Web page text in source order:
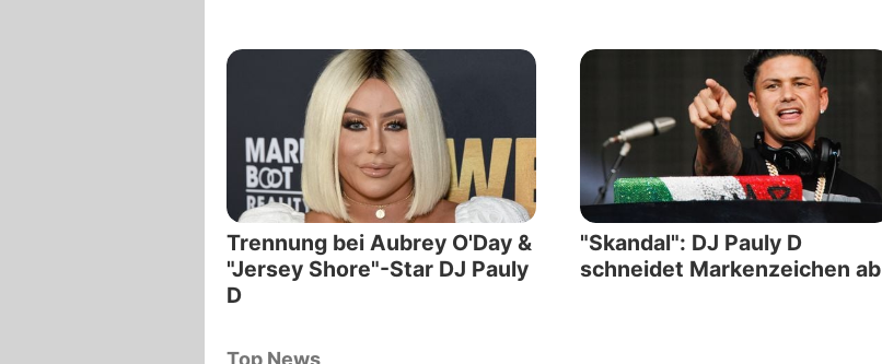
Trennung bei Aubrey O'Day &
"Jersey Shore"-Star DJ Pauly
D
"Skandal": DJ Pauly D
schneidet Markenzeichen ab
Top News